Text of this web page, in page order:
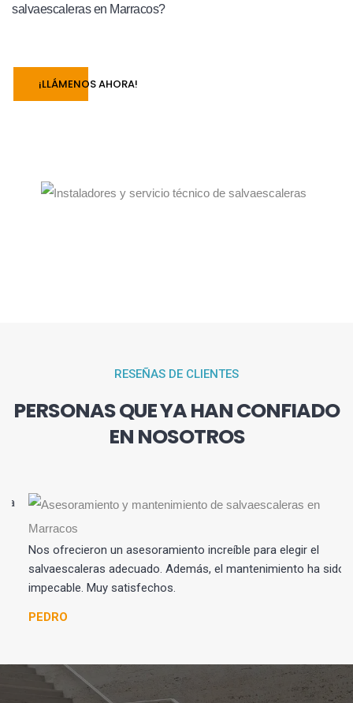
salvaescaleras en Marracos?
¡LLÁMENOS AHORA!
RESEÑAS DE CLIENTES
PERSONAS QUE YA HAN CONFIADO
EN NOSOTROS
Nos ofrecieron un asesoramiento increíble para elegir el
salvaescaleras adecuado. Además, el mantenimiento ha sido
impecable. Muy satisfechos.
PEDRO